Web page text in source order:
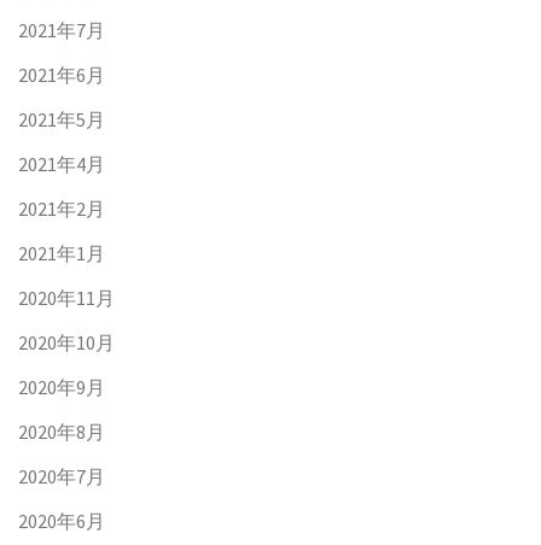
2021年7月
2021年6月
2021年5月
2021年4月
2021年2月
2021年1月
2020年11月
2020年10月
2020年9月
2020年8月
2020年7月
2020年6月